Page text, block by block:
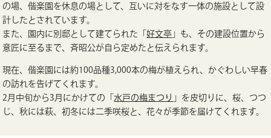
の場、偕楽園を休息の場として、互いに対をなす一体の施設として設
計したとされています。
また、園内に別邸として建てられた「好文亭」も、その建設位置から
意匠に至るまで、斉昭公が自ら定めたと伝えられます。
現在、偕楽園には約100品種3,000本の梅が植えられ、かぐわしい早春
の訪れを告げてくれます。
2月中旬から3月にかけての「水戸の梅まつり」を皮切りに、桜、つつ
じ、秋には萩、初冬には二季咲桜と、花々が季節を届けてくれます。